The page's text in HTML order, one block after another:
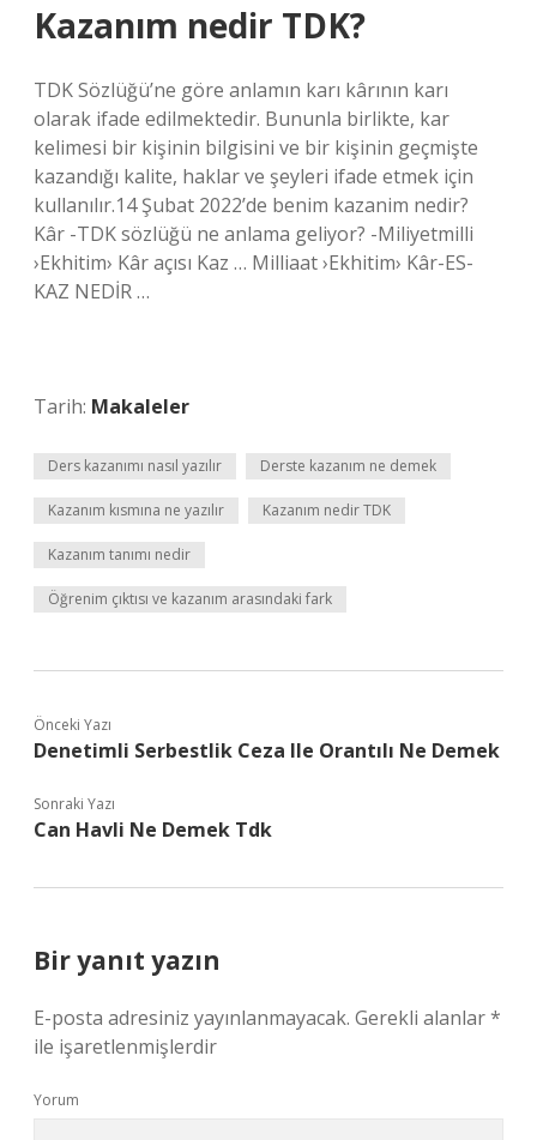
Kazanım nedir TDK?
TDK Sözlüğü’ne göre anlamın karı kârının karı
olarak ifade edilmektedir. Bununla birlikte, kar
kelimesi bir kişinin bilgisini ve bir kişinin geçmişte
kazandığı kalite, haklar ve şeyleri ifade etmek için
kullanılır.14 Şubat 2022’de benim kazanim nedir?
Kâr -TDK sözlüğü ne anlama geliyor? -Miliyetmilli
›Ekhitim› Kâr açısı Kaz … Milliaat ›Ekhitim› Kâr-ES-
KAZ NEDİR …
Tarih: Makaleler
Ders kazanımı nasıl yazılır Derste kazanım ne demek
Kazanım kısmına ne yazılır Kazanım nedir TDK
Kazanım tanımı nedir
Öğrenim çıktısı ve kazanım arasındaki fark
Önceki Yazı
Denetimli Serbestlik Ceza Ile Orantılı Ne Demek
Sonraki Yazı
Can Havli Ne Demek Tdk
Bir yanıt yazın
E-posta adresiniz yayınlanmayacak. Gerekli alanlar*
ile işaretlenmişlerdir
Yorum